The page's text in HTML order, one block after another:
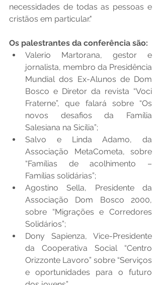
necessidades de todas as pessoas e
cristãos em particular."
Os palestrantes da conferência são:
Valerio Martorana, gestor e
jornalista, membro da Presidência
Mundial dos Ex-Alunos de Dom
Bosco e Diretor da revista “Voci
Fraterne”, que falará sobre “Os
novos desafios da Família
Salesiana na Sicília”;
Salvo e Linda Adamo, da
Associação MetaCometa, sobre
“Famílias de acolhimento –
Famílias solidárias”;
Agostino Sella, Presidente da
Associação Dom Bosco 2000,
sobre “Migrações e Corredores
Solidários”;
Dony Sapienza, Vice-Presidente
da Cooperativa Social “Centro
Orizzonte Lavoro” sobre “Serviços
e oportunidades para o futuro